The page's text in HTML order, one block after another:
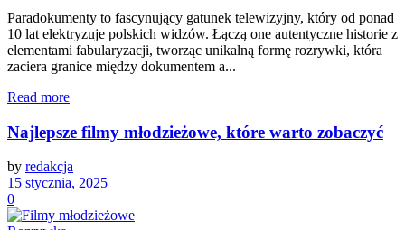
Paradokumenty to fascynujący gatunek telewizyjny, który od ponad
10 lat elektryzuje polskich widzów. Łączą one autentyczne historie z
elementami fabularyzacji, tworząc unikalną formę rozrywki, która
zaciera granice między dokumentem a...
Read more
Najlepsze filmy młodzieżowe, które warto zobaczyć
by redakcja
15 stycznia, 2025
0